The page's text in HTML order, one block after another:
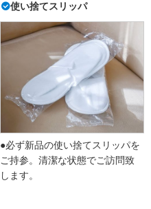
使い捨てスリッパ
●必ず新品の使い捨てスリッパを
ご持参。清潔な状態でご訪問致
します。